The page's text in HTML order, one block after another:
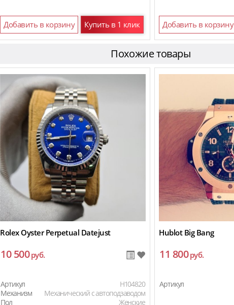
Добавить в корзину Купить в 1 клик Добавить в корзину
Похожие товары
Rolex Oyster Perpetual Datejust
10 500руб.
Артикул
H104820
Механизм
Механический с автоподзаводом
Пол
Женские
Hublot Big Bang
11 800руб.
Артикул